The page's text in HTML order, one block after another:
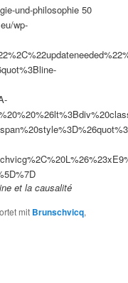
und-philosophie 50
wp-
et la causalité
mit Brunschvicq,